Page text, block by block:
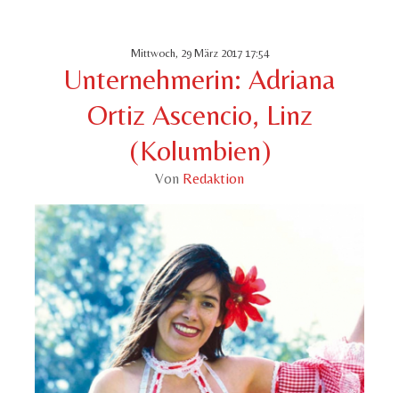
Mittwoch, 29 März 2017 17:54
Unternehmerin: Adriana
Ortiz Ascencio, Linz
(Kolumbien)
Von Redaktion